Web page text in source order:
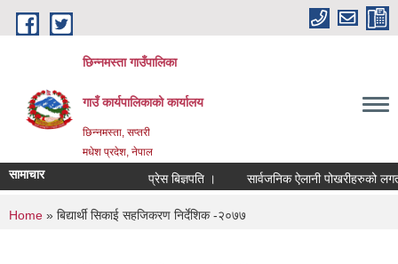
Skip to main content
छिन्नमस्ता गाउँपालिका
गाउँ कार्यपालिकाको कार्यालय
छिन्नमस्ता, सप्तरी
मधेश प्रदेश, नेपाल
सामाचार प्रेस बिज्ञपति । सार्वजनिक ऐलानी पोखरीहरुको
You are here
Home » बिद्यार्थी सिकाई सहजिकरण निर्देशिक -२०७७